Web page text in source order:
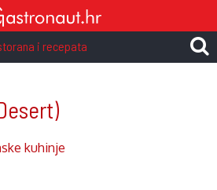
i recepata
kuhinje